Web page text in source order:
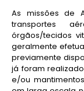
As missões de
transportes
órgãos/tecidos
geralmente
previamente
já foram
e/ou